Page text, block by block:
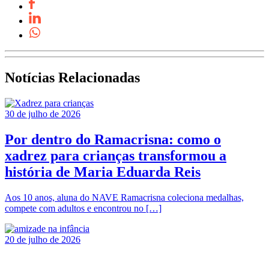
Notícias Relacionadas
30 de julho de 2026
Por dentro do Ramacrisna: como o
xadrez para crianças transformou a
história de Maria Eduarda Reis
Aos 10 anos, aluna do NAVE Ramacrisna coleciona medalhas,
compete com adultos e encontrou no […]
20 de julho de 2026